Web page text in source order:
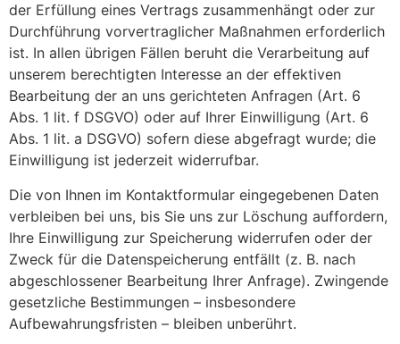
der Erfüllung eines Vertrags zusammenhängt oder zur
Durchführung vorvertraglicher Maßnahmen erforderlich
ist. In allen übrigen Fällen beruht die Verarbeitung auf
unserem berechtigten Interesse an der effektiven
Bearbeitung der an uns gerichteten Anfragen (Art. 6
Abs. 1 lit. f DSGVO) oder auf Ihrer Einwilligung (Art. 6
Abs. 1 lit. a DSGVO) sofern diese abgefragt wurde; die
Einwilligung ist jederzeit widerrufbar.
Die von Ihnen im Kontaktformular eingegebenen Daten
verbleiben bei uns, bis Sie uns zur Löschung auffordern,
Ihre Einwilligung zur Speicherung widerrufen oder der
Zweck für die Datenspeicherung entfällt (z. B. nach
abgeschlossener Bearbeitung Ihrer Anfrage). Zwingende
gesetzliche Bestimmungen – insbesondere
Aufbewahrungsfristen – bleiben unberührt.